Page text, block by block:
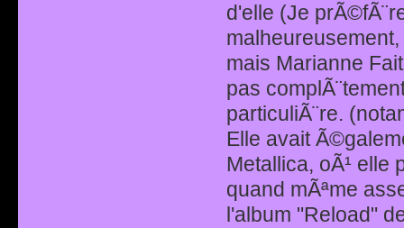
d'elle (Je
mais Marianne
pas
particuliÃ¨re.
Elle avait
Metallica, oÃ¹ elle
quand mÃªme
l'album "Reload"